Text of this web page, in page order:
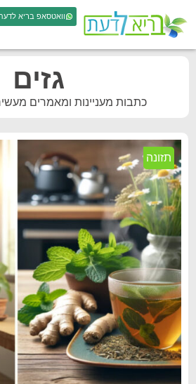
וואטסאפ בריא
גזים
כתבות מעניינות ומאמרים
תזונה